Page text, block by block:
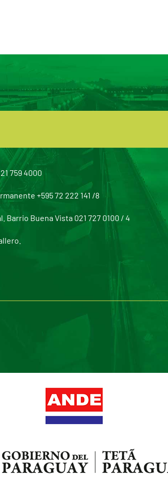
759 4000
+595 72 222 141 /8
Buena Vista 021 727 0100 / 4